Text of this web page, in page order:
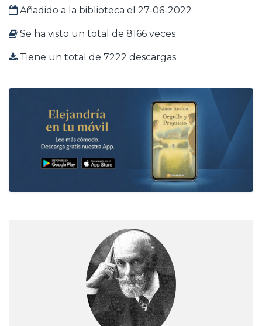
Añadido a la biblioteca el 27-06-2022
Se ha visto un total de 8166 veces
Tiene un total de 7222 descargas